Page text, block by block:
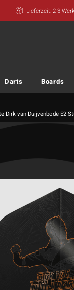
Lieferzeit: 2-3
Darts Boards
Dirk van Duijvenbode E2